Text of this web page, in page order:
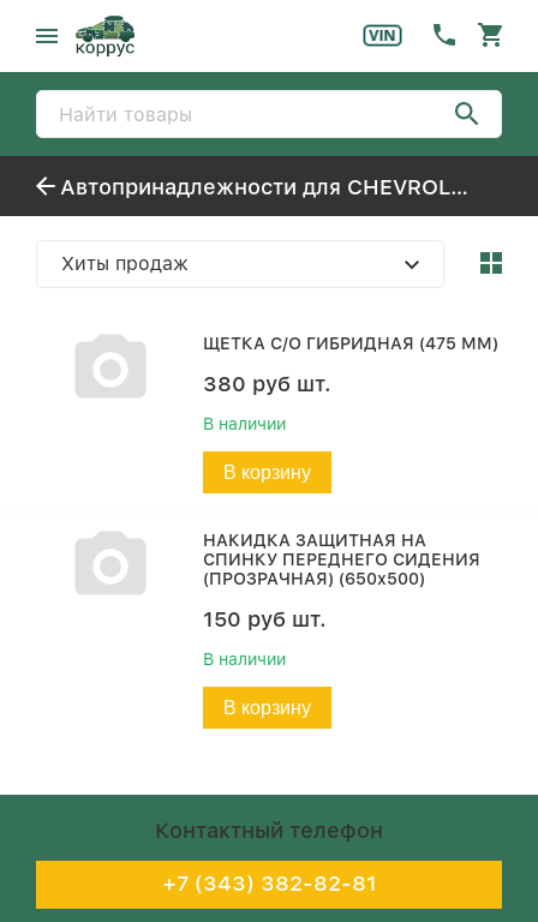
Автопринадлежности для CHEVROLET / DAEWOO LACETTI
Хиты продаж
ЩЕТКА С/О ГИБРИДНАЯ (475 ММ)
380 руб шт.
В наличии
В корзину
НАКИДКА ЗАЩИТНАЯ НА
СПИНКУ ПЕРЕДНЕГО СИДЕНИЯ
(ПРОЗРАЧНАЯ) (650х500)
150 руб шт.
В наличии
В корзину
Контактный телефон
+7 (343) 382-82-81